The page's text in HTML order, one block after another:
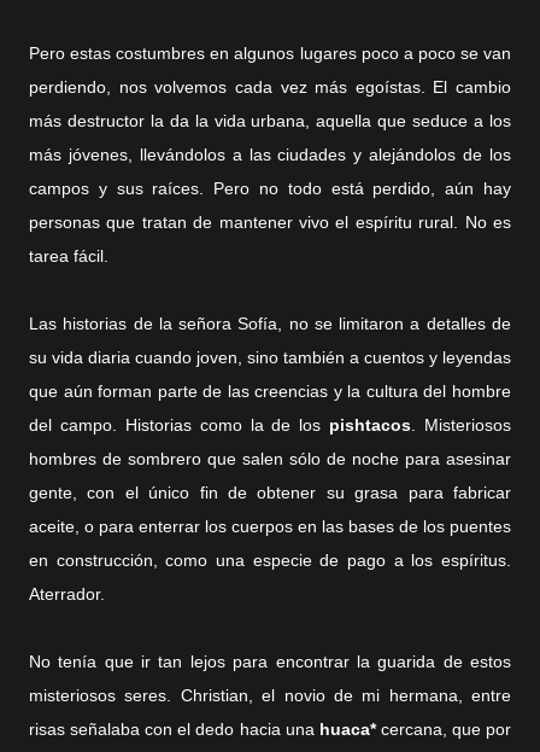
Pero estas costumbres en algunos lugares poco a poco se van
perdiendo, nos volvemos cada vez más egoístas. El cambio
más destructor la da la vida urbana, aquella que seduce a los
más jóvenes, llevándolos a las ciudades y alejándolos de los
campos y sus raíces. Pero no todo está perdido, aún hay
personas que tratan de mantener vivo el espíritu rural. No es
tarea fácil.
Las historias de la señora Sofía, no se limitaron a detalles de
su vida diaria cuando joven, sino también a cuentos y leyendas
que aún forman parte de las creencias y la cultura del hombre
del campo. Historias como la de los pishtacos . Misteriosos
hombres de sombrero que salen sólo de noche para asesinar
gente, con el único fin de obtener su grasa para fabricar
aceite, o para enterrar los cuerpos en las bases de los puentes
en construcción, como una especie de pago a los espíritus.
Aterrador.
No tenía que ir tan lejos para encontrar la guarida de estos
misteriosos seres. Christian, el novio de mi hermana, entre
risas señalaba con el dedo hacia una huaca*cercana, que por